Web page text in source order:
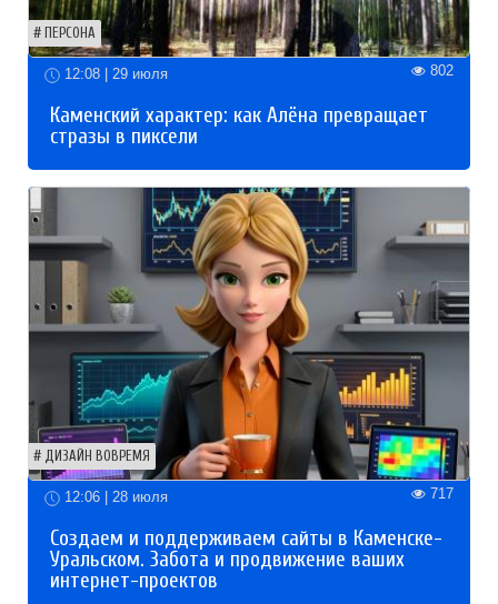
ПЕРСОНА
12:08 | 29 июля 802
Каменский характер: как Алёна превращает
стразы в пиксели
ДИЗАЙН ВОВРЕМЯ
12:06 | 28 июля 717
Создаем и поддерживаем сайты в Каменске-
Уральском. Забота и продвижение ваших
интернет-проектов